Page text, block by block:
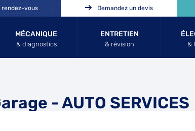
MÉCANIQUE
& diagnostics
ENTRETIEN
& révision &
rendez-vous Demandez un devis
- AUTO SERVICES